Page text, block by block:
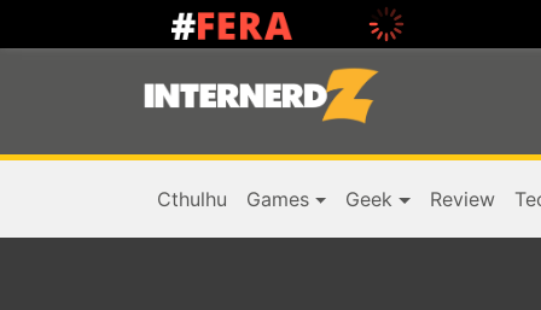
Cthulhu Games Geek Review